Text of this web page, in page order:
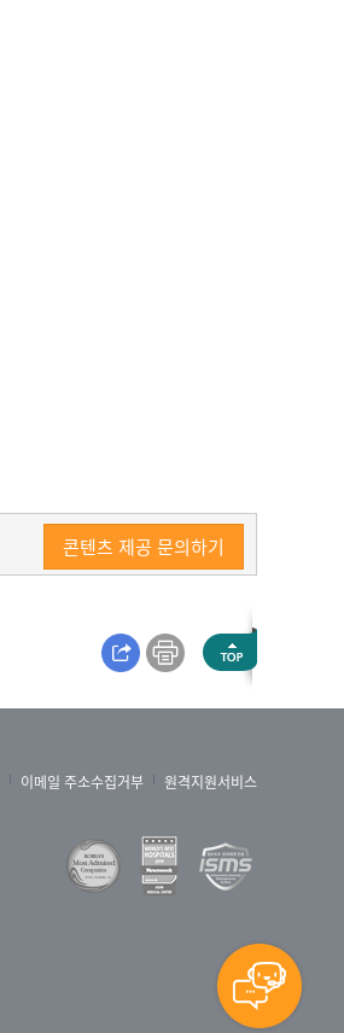
콘텐츠 제공 문의하기
이메일 주소수집거부 원격지원서비스